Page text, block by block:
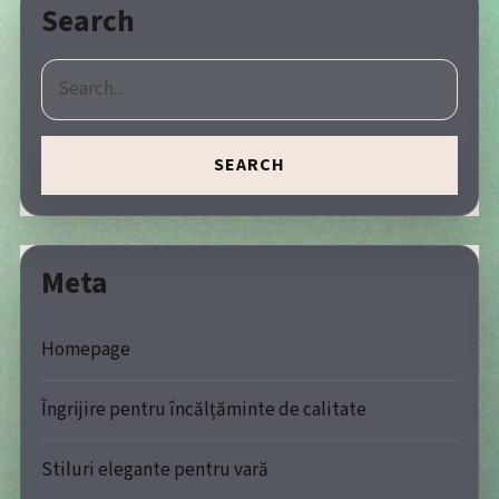
Search
SEARCH
Meta
Homepage
Îngrijire pentru încălțăminte de calitate
Stiluri elegante pentru vară